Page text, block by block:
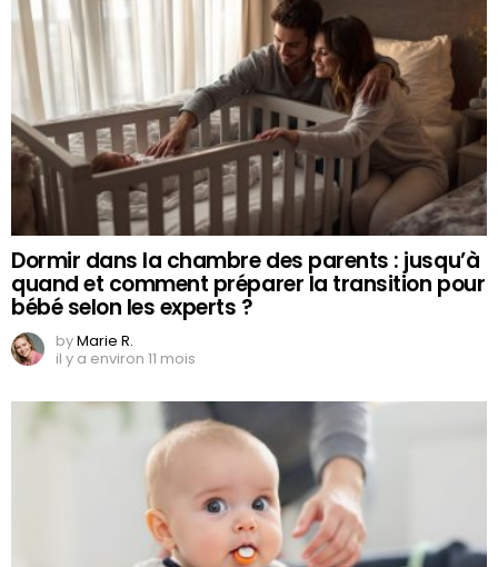
Dormir dans la chambre des parents : jusqu’à
quand et comment préparer la transition pour
bébé selon les experts ?
byMarie R.
il y a environ 11 mois